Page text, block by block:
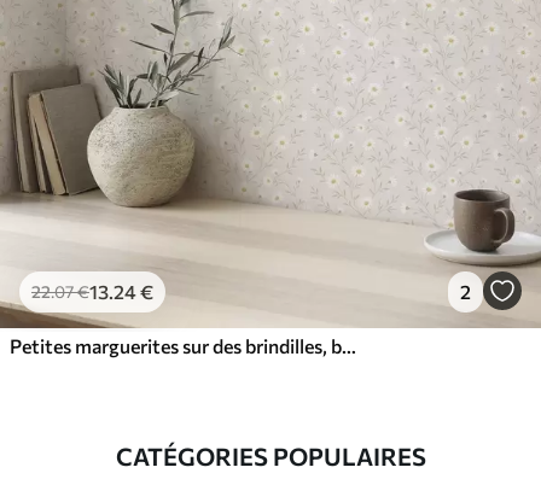
22.07€13.24€ 2
Petites marguerites sur des brindilles, beige chaud
CATÉGORIES POPULAIRES